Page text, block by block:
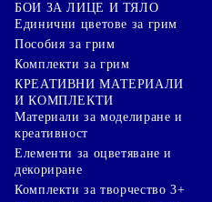
БОИ ЗА ЛИЦЕ И ТЯЛО
Единични цветове за грим
Пособия за грим
Комплекти за грим
КРЕАТИВНИ МАТЕРИАЛИ
И КОМПЛЕКТИ
Mатериали за моделиране и
креативност
Елементи за оцветяване и
декориране
Комплекти за творчество 3+